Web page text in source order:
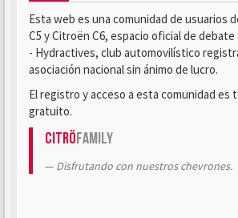
Esta web es una comunidad de usuarios
C5 y Citroën C6, espacio oficial de debate
- Hydractives, club automovilístico
asociación nacional sin ánimo de lucro.
El registro y acceso a esta comunidad es
gratuito.
CitröFamily
Disfrutando con nuestros chevrones.